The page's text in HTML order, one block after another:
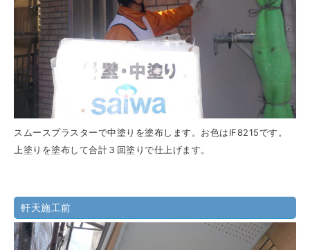
スムースプラスターで中塗りを塗布します。お色はIF8215です。
上塗りを塗布して合計３回塗りで仕上げます。
軒天施工前